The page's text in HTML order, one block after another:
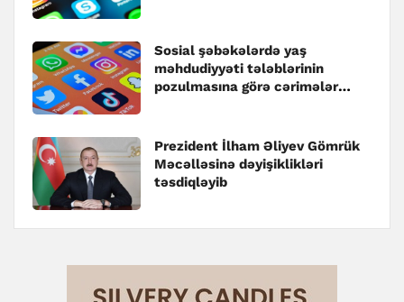
Sosial şəbəkələrdə yaş
məhdudiyyəti tələblərinin
pozulmasına görə cərimələr
Prezident İlham Əliyev Gömrük
Məcəlləsinə dəyişiklikləri
təsdiqləyib